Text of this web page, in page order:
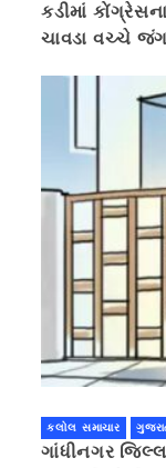
કડીમાં
ચાવડા વચ્ચે જંગ
કલોલ સમાચાર
ગાંધીનગર